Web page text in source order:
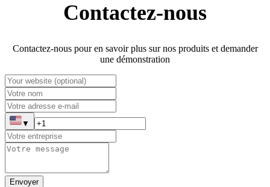
Contactez-nous
Contactez-nous pour en savoir plus sur nos produits et demander
une démonstration
▼
Envoyer